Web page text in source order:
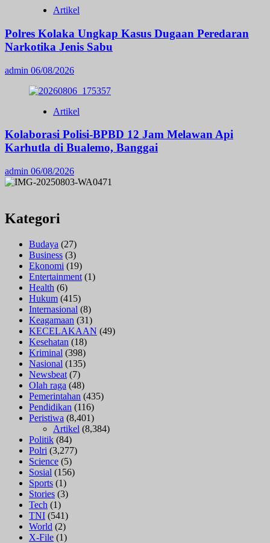
Artikel
Polres Kolaka Ungkap Kasus Dugaan Peredaran
Narkotika Jenis Sabu
admin 06/08/2026
Artikel
Kolaborasi Polisi-BPBD 12 Jam Melawan Api
Karhutla di Bualemo, Banggai
admin 06/08/2026
Kategori
Budaya (27)
Business (3)
Ekonomi (19)
Entertainment (1)
Health (6)
Hukum (415)
Internasional (8)
Keagamaan (31)
KECELAKAAN (49)
Kesehatan (18)
Kriminal (398)
Nasional (135)
Newsbeat (7)
Olah raga (48)
Pemerintahan (435)
Pendidikan (116)
Peristiwa (8,401)
Artikel (8,384)
Politik (84)
Polri (3,277)
Science (5)
Sosial (156)
Sports (1)
Stories (3)
Tech (1)
TNI (541)
World (2)
X-File (1)